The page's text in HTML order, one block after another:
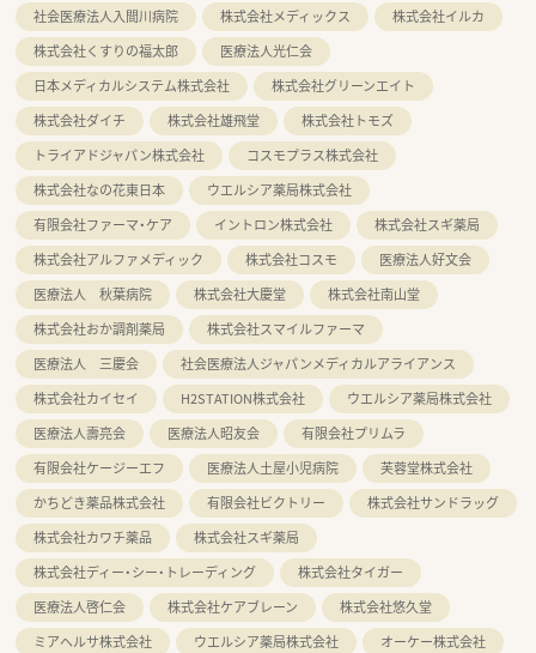
社会医療法人入間川病院
株式会社メディックス
株式会社イルカ
株式会社くすりの福太郎
医療法人光仁会
日本メディカルシステム株式会社
株式会社グリーンエイト
株式会社ダイチ
株式会社雄飛堂
株式会社トモズ
トライアドジャパン株式会社
コスモプラス株式会社
株式会社なの花東日本
ウエルシア薬局株式会社
有限会社ファーマ・ケア
イントロン株式会社
株式会社スギ薬局
株式会社アルファメディック
株式会社コスモ
医療法人好文会
医療法人 秋葉病院
株式会社大慶堂
株式会社南山堂
株式会社おか調剤薬局
株式会社スマイルファーマ
医療法人 三慶会
社会医療法人ジャパンメディカルアライアンス
株式会社カイセイ
H2STATION株式会社
ウエルシア薬局株式会社
医療法人壽亮会
医療法人昭友会
有限会社プリムラ
有限会社ケージーエフ
医療法人土屋小児病院
芙蓉堂株式会社
かちどき薬品株式会社
有限会社ビクトリー
株式会社サンドラッグ
株式会社カワチ薬品
株式会社スギ薬局
株式会社ディー・シー・トレーディング
株式会社タイガー
医療法人啓仁会
株式会社ケアブレーン
株式会社悠久堂
ミアヘルサ株式会社
ウエルシア薬局株式会社
オーケー株式会社